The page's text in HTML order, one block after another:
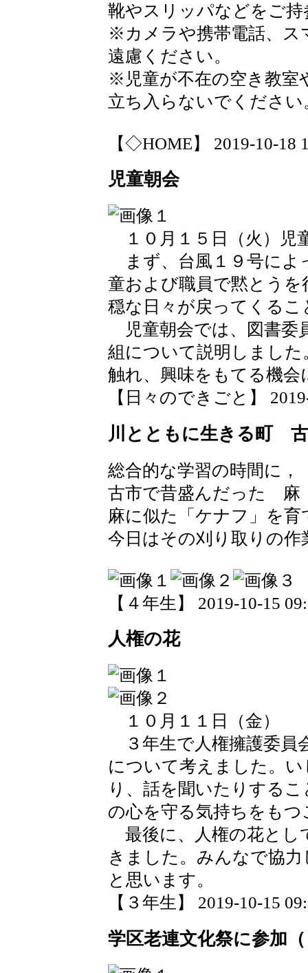
靴やスリッパなどをご
※カメラや携帯電話、ス
遠慮ください。
※児童が不在の空き教室
立ち入らないでください
【◇HOME】 2019-10-18
児童朝会
１０月１５日（火）児
まず、台風１９号によ
童および職員で黙とう
穏な日々が戻ってくる
児童朝会では、図書委
組について説明しまし
触れ、興味をもてる機
【日々のできごと】
川とともに生きる町
総合的な学習の時間に，
古市で昔盛んだった
麻に似た「ケナフ」を育
今日はその刈り取りの作
【４年生】 2019-10-15
人権の花
１０月１１日（金）
３年生で人権擁護委員
について考えました。
り、話を聞いたりする
の心を守る気持ちをも
最後に、人権の花とし
きました。みんなで協
と思います。
【３年生】 2019-10-15
学区老連文化祭に参加